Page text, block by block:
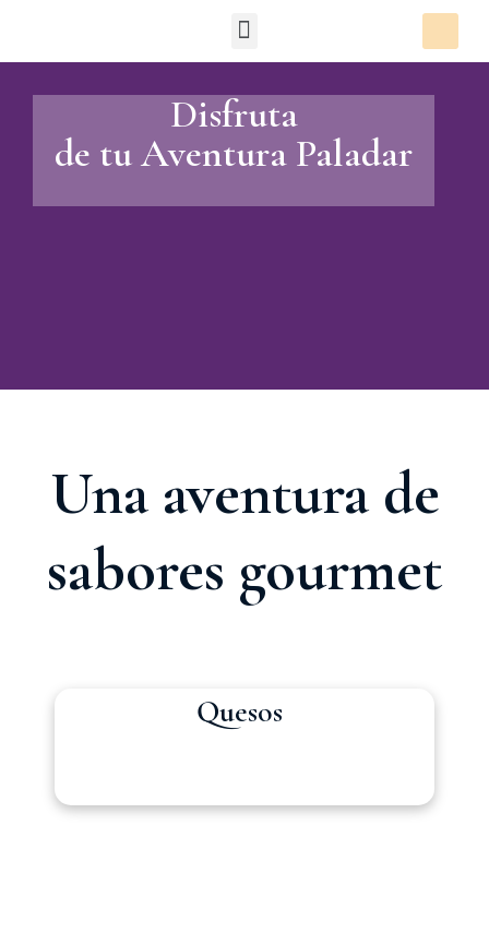
Disfruta
de tu Aventura Paladar
Una aventura de
sabores gourmet
Quesos